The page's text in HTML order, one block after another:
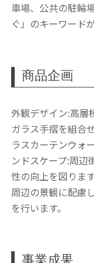
車場、公共の駐輪
ぐ」のキーワード
商品企画
外観デザイン:高層
ガラス手摺を組合
ラスカーテンウォ
ンドスケープ:周辺
性の向上を図りま
周辺の景観に配慮
を行います。
事業成果